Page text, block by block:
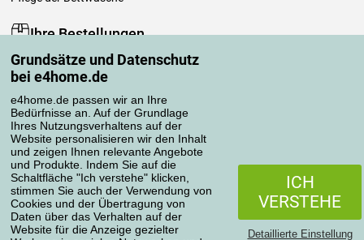
Grundsätze und Datenschutz
bei e4home.de
e4home.de passen wir an Ihre
Bedürfnisse an. Auf der Grundlage
Ihres Nutzungsverhaltens auf der
Website personalisieren wir den Inhalt
und zeigen Ihnen relevante Angebote
und Produkte. Indem Sie auf die
Schaltfläche "Ich verstehe" klicken,
stimmen Sie auch der Verwendung von
Cookies und der Übertragung von
Daten über das Verhalten auf der
Website für die Anzeige gezielter
ICH
VERSTEHE
Detaillierte Einstellung
Ihre Bestellungen
Mein Konto
Bestellübersicht
Reklamationen
Widerrufsbelehrung
Einfach mehr wissen
Richtlinien zur Verarbeitung von Bewertungen
Transportarten